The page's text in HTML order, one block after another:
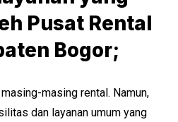
Pusat Rental
Bogor;
masing rental. Namun,
dan layanan umum yang